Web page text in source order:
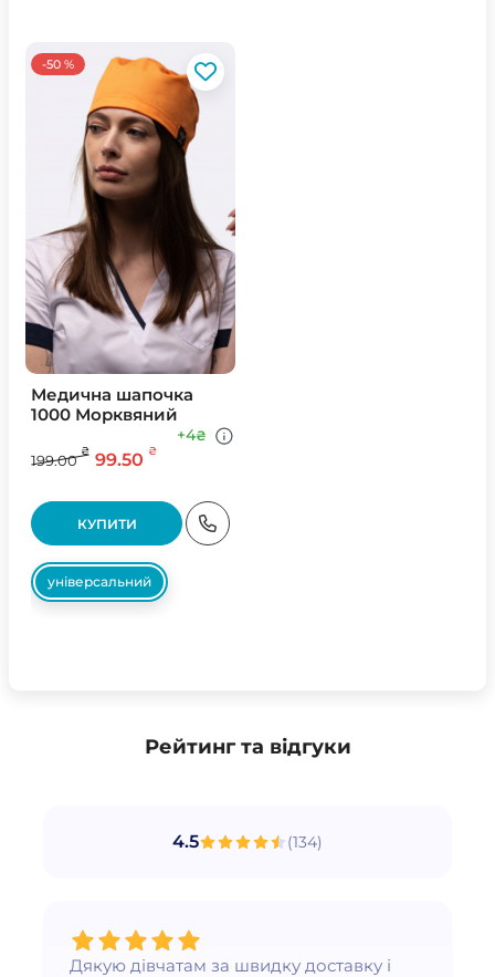
-50 %
Медична шапочка
1000 Морквяний
199.00
₴ 99.50 ₴
+4₴
КУПИТИ
універсальний
Рейтинг та відгуки
4.5 (134)
Дякую дівчатам за швидку доставку і